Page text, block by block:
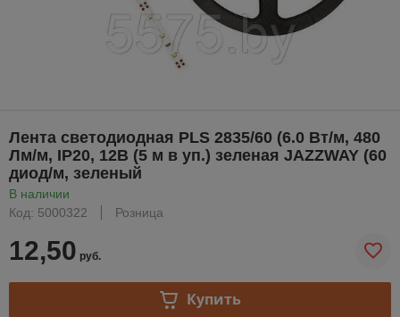
Лента светодиодная PLS 2835/60 (6.0 Вт/м, 480
Лм/м, IP20, 12В (5 м в уп.) зеленая JAZZWAY (60
диод/м, зеленый
В наличии
Код: 5000322
Розница
12,50 руб.
Купить